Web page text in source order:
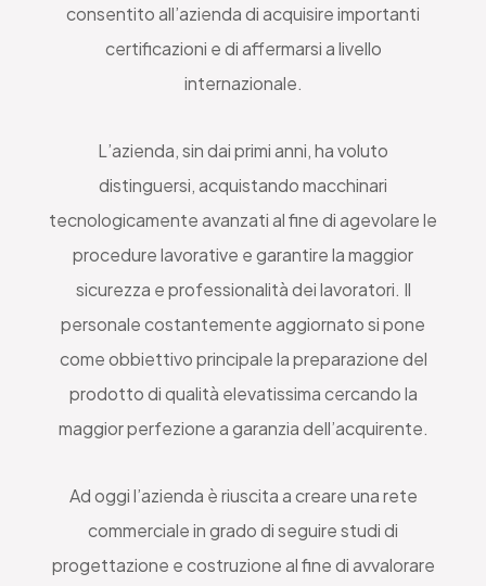
consentito all’azienda di acquisire importanti
certificazioni e di affermarsi a livello
internazionale.
L’azienda, sin dai primi anni, ha voluto
distinguersi, acquistando macchinari
tecnologicamente avanzati al fine di agevolare le
procedure lavorative e garantire la maggior
sicurezza e professionalità dei lavoratori. Il
personale costantemente aggiornato si pone
come obbiettivo principale la preparazione del
prodotto di qualità elevatissima cercando la
maggior perfezione a garanzia dell’acquirente.
Ad oggi l’azienda è riuscita a creare una rete
commerciale in grado di seguire studi di
progettazione e costruzione al fine di avvalorare